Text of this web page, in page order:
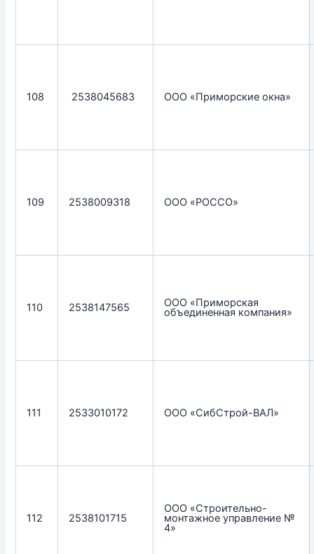
108 2538045683 ООО «Приморские окна»
109 2538009318 ООО «РОССО»
110 2538147565 ООО «Приморская
объединенная компания»
111 2533010172 ООО «СибСтрой-ВАЛ»
112 2538101715
ООО «Строительно-
монтажное управление №
4»